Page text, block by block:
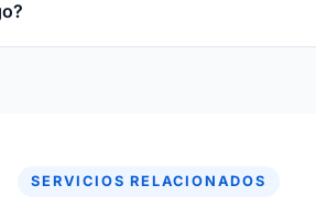
SERVICIOS RELACIONADOS